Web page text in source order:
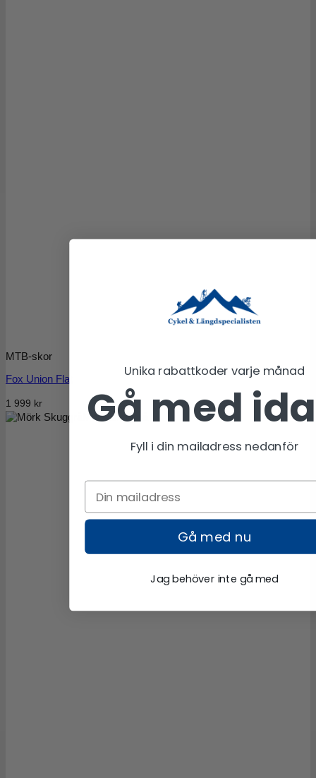
Mörk Skuggrå
MTB-skor
Fox Union Flat
1 999 kr
Unika rabattkoder varje månad
Gå med
Fyll i din mailadress nedanför
Gå med nu
Jag behöver inte gå med